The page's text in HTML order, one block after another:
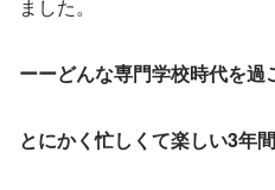
ました。
ーーどんな専門学校時代を過
とにかく忙しくて楽しい3年間